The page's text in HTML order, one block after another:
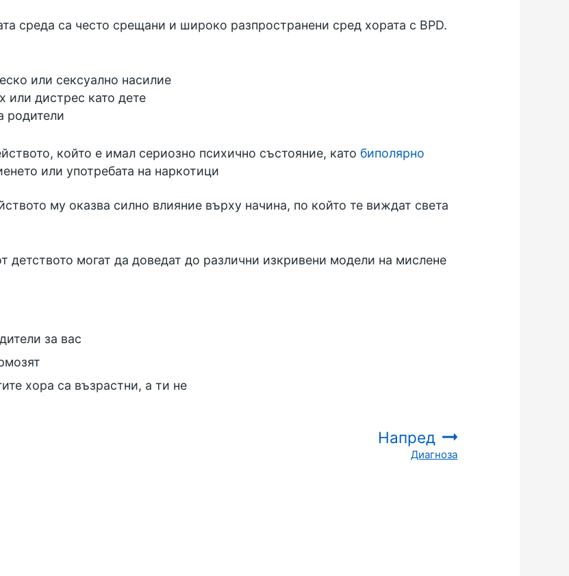
среда са често срещани и широко разпространени сред хората с BPD.
или сексуално насилие
или дистрес като дете
родители
който е имал сериозно психично състояние, като биполярно
или употребата на наркотици
му оказва силно влияние върху начина, по който те виждат света
детството могат да доведат до различни изкривени модели на мислене
за вас
хора са възрастни, а ти не
Напред
:
Диагноза